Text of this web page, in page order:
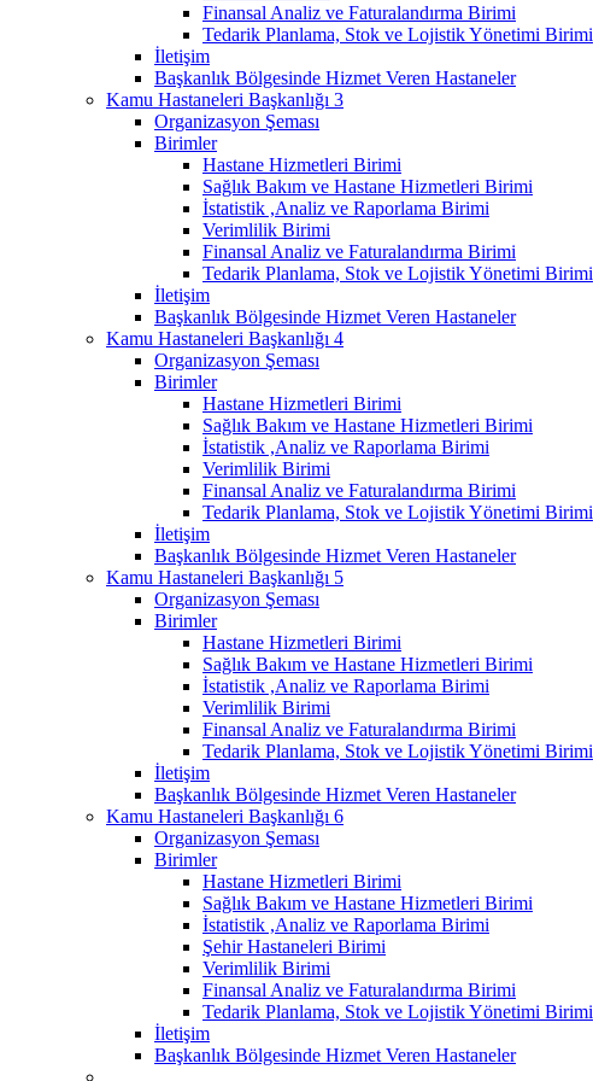
Finansal Analiz ve Faturalandırma Birimi
Tedarik Planlama, Stok ve Lojistik Yönetimi Birimi
İletişim
Başkanlık Bölgesinde Hizmet Veren Hastaneler
Kamu Hastaneleri Başkanlığı 3
Organizasyon Şeması
Birimler
Hastane Hizmetleri Birimi
Sağlık Bakım ve Hastane Hizmetleri Birimi
İstatistik ,Analiz ve Raporlama Birimi
Verimlilik Birimi
Finansal Analiz ve Faturalandırma Birimi
Tedarik Planlama, Stok ve Lojistik Yönetimi Birimi
İletişim
Başkanlık Bölgesinde Hizmet Veren Hastaneler
Kamu Hastaneleri Başkanlığı 4
Organizasyon Şeması
Birimler
Hastane Hizmetleri Birimi
Sağlık Bakım ve Hastane Hizmetleri Birimi
İstatistik ,Analiz ve Raporlama Birimi
Verimlilik Birimi
Finansal Analiz ve Faturalandırma Birimi
Tedarik Planlama, Stok ve Lojistik Yönetimi Birimi
İletişim
Başkanlık Bölgesinde Hizmet Veren Hastaneler
Kamu Hastaneleri Başkanlığı 5
Organizasyon Şeması
Birimler
Hastane Hizmetleri Birimi
Sağlık Bakım ve Hastane Hizmetleri Birimi
İstatistik ,Analiz ve Raporlama Birimi
Verimlilik Birimi
Finansal Analiz ve Faturalandırma Birimi
Tedarik Planlama, Stok ve Lojistik Yönetimi Birimi
İletişim
Başkanlık Bölgesinde Hizmet Veren Hastaneler
Kamu Hastaneleri Başkanlığı 6
Organizasyon Şeması
Birimler
Hastane Hizmetleri Birimi
Sağlık Bakım ve Hastane Hizmetleri Birimi
İstatistik ,Analiz ve Raporlama Birimi
Şehir Hastaneleri Birimi
Verimlilik Birimi
Finansal Analiz ve Faturalandırma Birimi
Tedarik Planlama, Stok ve Lojistik Yönetimi Birimi
İletişim
Başkanlık Bölgesinde Hizmet Veren Hastaneler